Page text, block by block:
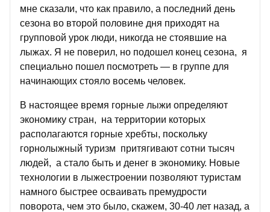
мне сказали, что как правило, а последний день
сезона во второй половине дня приходят на
групповой урок люди, никогда не стоявшие на
лыжах. Я не поверил, но подошел конец сезона, я
специально пошел посмотреть — в группе для
начинающих стояло восемь человек.
В настоящее время горные лыжи определяют
экономику стран, на территории которых
располагаются горные хребты, поскольку
горнолыжный туризм притягивают сотни тысяч
людей, а стало быть и денег в экономику. Новые
технологии в лыжестроении позволяют туристам
намного быстрее осваивать премудрости
поворота, чем это было, скажем, 30-40 лет назад, а